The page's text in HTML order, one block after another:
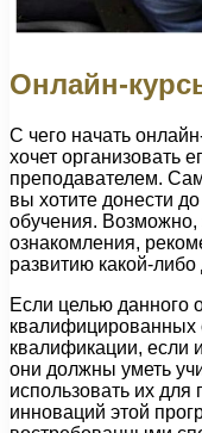
Онлайн-
С чего начать
хочет организовать
преподавателем.
вы хотите донести
обучения. Возможно,
ознакомления,
развитию какой-
Если целью данного
квалифицированных
квалификации,
они должны уметь
использовать их для
инноваций этой